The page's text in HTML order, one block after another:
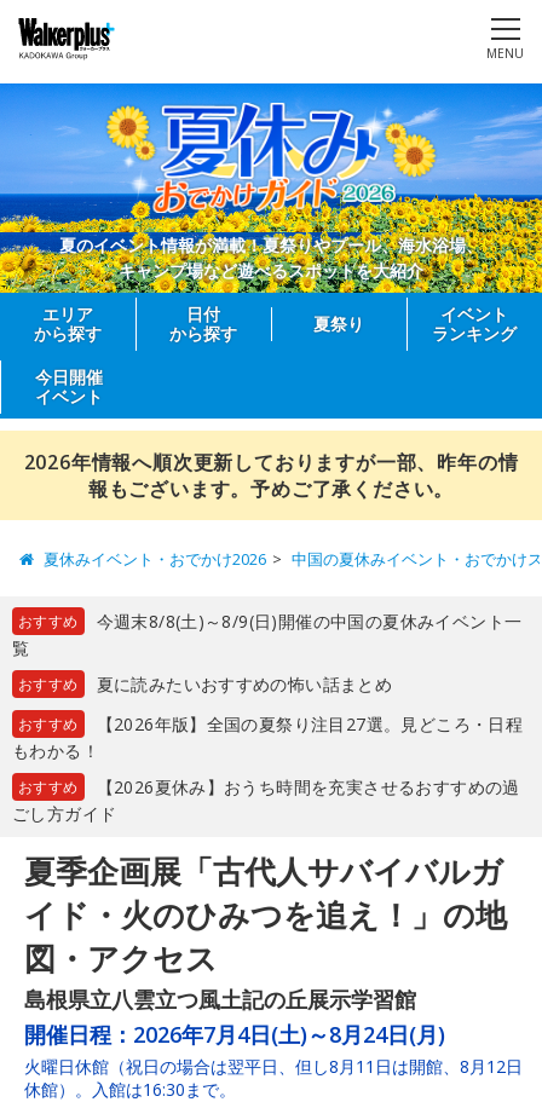
MENU
夏のイベント情報が満載！夏祭りやプール、海水浴場、
キャンプ場など遊べるスポットを大紹介
エリア
から探す
日付
から探す
夏祭り
イベント
ランキング
今日開催
イベント
2026年情報へ順次更新しておりますが一部、昨年の情
報もございます。予めご了承ください。
夏休みイベント・おでかけ2026 中国の夏休みイベント・おでかけ
おすすめ
今週末8/8(土)～8/9(日)開催の中国の夏休みイベント一
覧
おすすめ 夏に読みたいおすすめの怖い話まとめ
おすすめ
【2026年版】全国の夏祭り注目27選。見どころ・日程
もわかる！
おすすめ
【2026夏休み】おうち時間を充実させるおすすめの過
ごし方ガイド
夏季企画展「古代人サバイバルガ
イド・火のひみつを追え！」の地
図・アクセス
島根県立八雲立つ風土記の丘展示学習館
開催日程： 2026年7月4日(土)～8月24日(月)
火曜日休館（祝日の場合は翌平日、但し8月11日は開館、8月12日
休館）。入館は16:30まで。